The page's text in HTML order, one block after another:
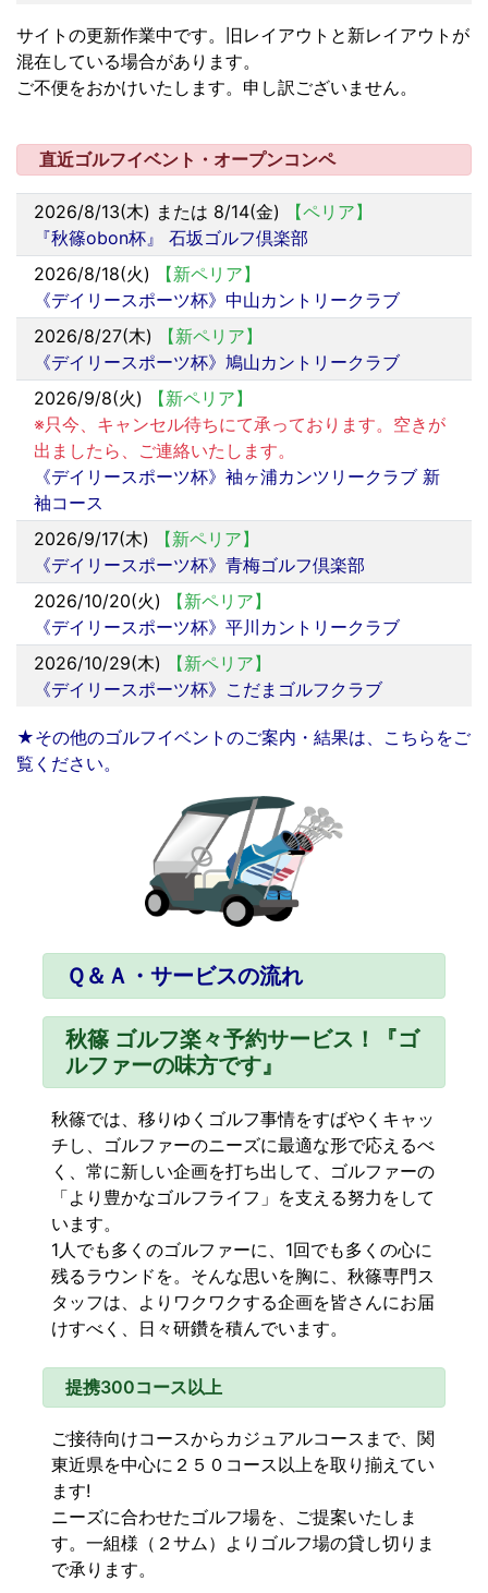
サイトの更新作業中です。旧レイアウトと新レイアウトが
混在している場合があります。
ご不便をおかけいたします。申し訳ございません。
直近ゴルフイベント・オープンコンペ
2026/8/13(木) または 8/14(金)
【ペリア】
『秋篠obon杯』 石坂ゴルフ倶楽部
2026/8/18(火)
【新ペリア】
《デイリースポーツ杯》中山カントリークラブ
2026/8/27(木)
【新ペリア】
《デイリースポーツ杯》鳩山カントリークラブ
2026/9/8(火)
【新ペリア】
※只今、キャンセル待ちにて承っております。空きが
出ましたら、ご連絡いたします。
《デイリースポーツ杯》袖ヶ浦カンツリークラブ 新
袖コース
2026/9/17(木)
【新ペリア】
《デイリースポーツ杯》青梅ゴルフ倶楽部
2026/10/20(火)
【新ペリア】
《デイリースポーツ杯》平川カントリークラブ
2026/10/29(木)
【新ペリア】
《デイリースポーツ杯》こだまゴルフクラブ
★その他のゴルフイベントのご案内・結果は、こちらをご
覧ください。
Ｑ＆Ａ・サービスの流れ
秋篠 ゴルフ楽々予約サービス！『ゴ
ルファーの味方です』
秋篠では、移りゆくゴルフ事情をすばやくキャッ
チし、ゴルファーのニーズに最適な形で応えるべ
く、常に新しい企画を打ち出して、ゴルファーの
「より豊かなゴルフライフ」を支える努力をして
います。
1人でも多くのゴルファーに、1回でも多くの心に
残るラウンドを。そんな思いを胸に、秋篠専門ス
タッフは、よりワクワクする企画を皆さんにお届
けすべく、日々研鑽を積んでいます。
提携300コース以上
ご接待向けコースからカジュアルコースまで、関
東近県を中心に２５０コース以上を取り揃えてい
ます!
ニーズに合わせたゴルフ場を、ご提案いたしま
す。一組様（２サム）よりゴルフ場の貸し切りま
で承ります。